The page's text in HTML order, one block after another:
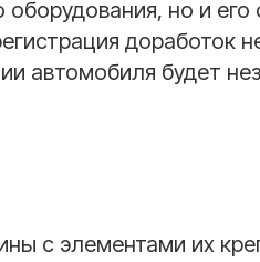
но и его
доработок
автомобиля будет
с элементами их